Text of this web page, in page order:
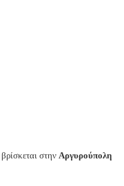
βρίσκεται στην Αργυρούπολη